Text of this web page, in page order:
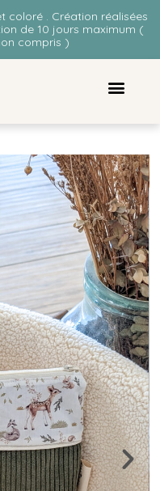
coloré . Création réalisées
de 10 jours maximum (
compris )